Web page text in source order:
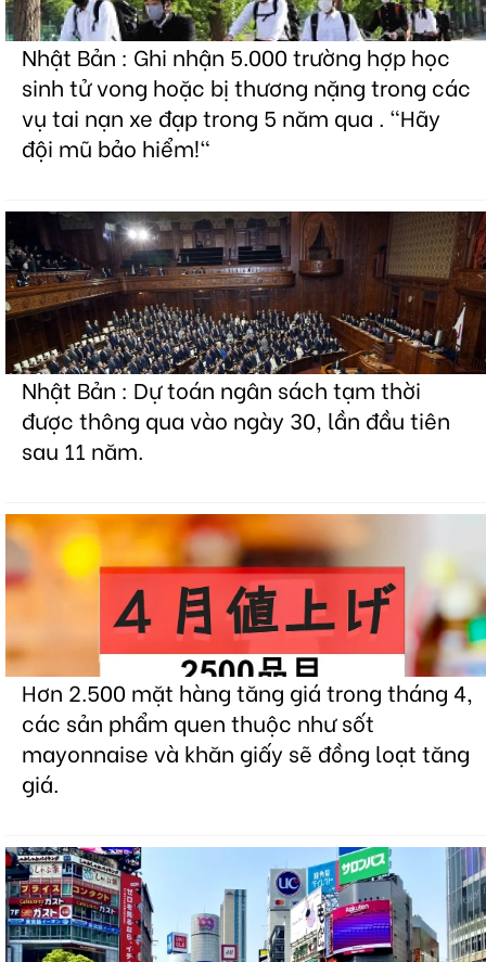
Nhật Bản : Ghi nhận 5.000 trường hợp học
sinh tử vong hoặc bị thương nặng trong các
vụ tai nạn xe đạp trong 5 năm qua . "Hãy
đội mũ bảo hiểm!"
Nhật Bản : Dự toán ngân sách tạm thời
được thông qua vào ngày 30, lần đầu tiên
sau 11 năm.
Hơn 2.500 mặt hàng tăng giá trong tháng 4,
các sản phẩm quen thuộc như sốt
mayonnaise và khăn giấy sẽ đồng loạt tăng
giá.